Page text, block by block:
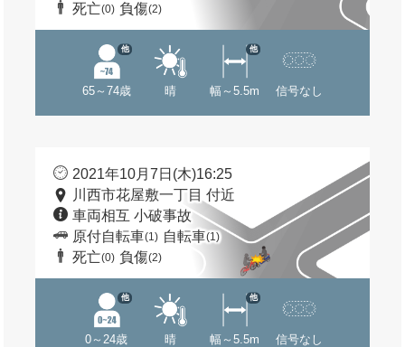
死亡(0) 負傷(2)
65～74歳
他
晴 幅～5.5m
他
信号なし
2021年10月7日(木)16:25
川西市花屋敷一丁目 付近
車両相互 小破事故
原付自転車(1) 自転車(1)
死亡(0) 負傷(2)
0～24歳
他
晴 幅～5.5m
他
信号なし